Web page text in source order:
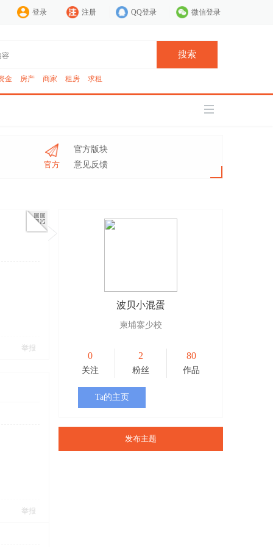
登录 注册 QQ登录 微信登录
搜索
金 房产 商家 租房 求租
官方
官方版块
意见反馈
举报
举报
波贝小混蛋
柬埔寨少校
0
关注
2
粉丝
80
作品
Ta的主页
发布主题